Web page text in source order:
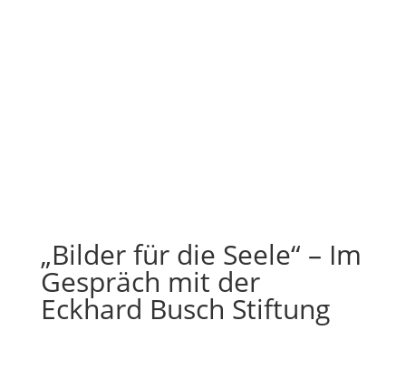
„Bilder für die Seele“ – Im
Gespräch mit der
Eckhard Busch Stiftung